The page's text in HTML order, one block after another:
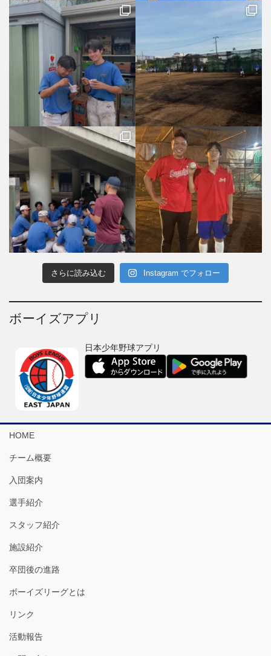
さらに読み込む Instagram でフォロー
ボーイズアプリ
日本少年野球アプリ
HOME
チーム概要
入団案内
選手紹介
スタッフ紹介
施設紹介
卒団後の進路
ボーイズリーグとは
リンク
活動報告